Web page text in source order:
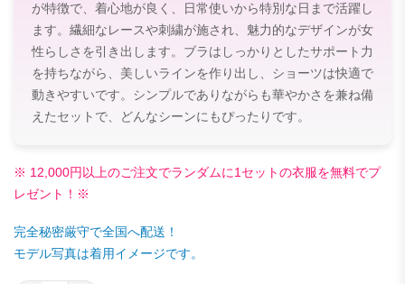
が特徴で、着心地が良く、日常使いから特別な日まで活躍し
ます。繊細なレースや刺繍が施され、魅力的なデザインが女
性らしさを引き出します。ブラはしっかりとしたサポート力
を持ちながら、美しいラインを作り出し、ショーツは快適で
動きやすいです。シンプルでありながらも華やかさを兼ね備
えたセットで、どんなシーンにもぴったりです。
※ 12,000円以上のご注文でランダムに1セットの衣服を無料でプ
レゼント！※
完全秘密厳守で全国へ配送！
モデル写真は着用イメージです。